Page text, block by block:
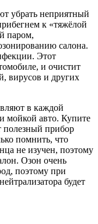
убрать неприятный
к «тяжёлой
паром,
салона.
Этот
и очистит
вирусов и других
в каждой
мойкой авто. Купите
полезный прибор
помнить, что
не изучен, поэтому
Озон очень
поэтому при
будет